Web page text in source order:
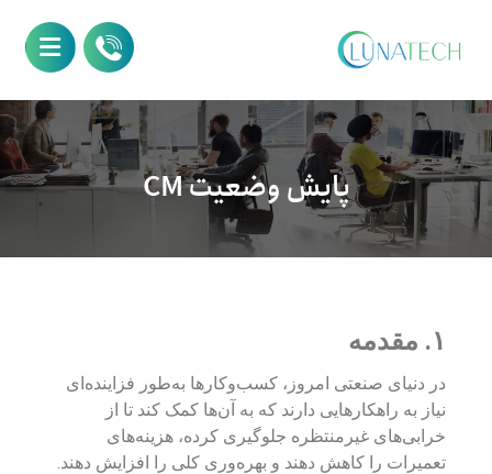
پایش وضعیت CM
۱. مقدمه
در دنیای صنعتی امروز، کسب‌وکارها به‌طور فزاینده‌ای
نیاز به راهکارهایی دارند که به آن‌ها کمک کند تا از
خرابی‌های غیرمنتظره جلوگیری کرده، هزینه‌های
تعمیرات را کاهش دهند و بهره‌وری کلی را افزایش دهند.